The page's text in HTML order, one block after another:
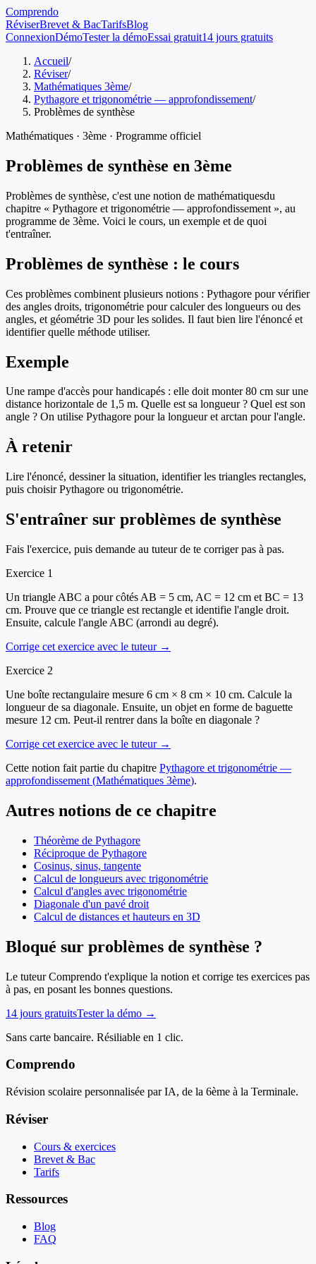
Comprendo
RéviserBrevet & BacTarifsBlog
ConnexionDémoTester la démoEssai gratuit14 jours gratuits
Accueil/
Réviser/
Mathématiques 3ème/
Pythagore et trigonométrie — approfondissement/
Problèmes de synthèse
Mathématiques · 3ème · Programme officiel
Problèmes de synthèse en 3ème
Problèmes de synthèse, c'est une notion de mathématiquesdu
chapitre « Pythagore et trigonométrie — approfondissement », au
programme de 3ème. Voici le cours, un exemple et de quoi
t'entraîner.
Problèmes de synthèse : le cours
Ces problèmes combinent plusieurs notions : Pythagore pour vérifier
des angles droits, trigonométrie pour calculer des longueurs ou des
angles, et géométrie 3D pour les solides. Il faut bien lire l'énoncé et
identifier quelle méthode utiliser.
Exemple
Une rampe d'accès pour handicapés : elle doit monter 80 cm sur une
distance horizontale de 1,5 m. Quelle est sa longueur ? Quel est son
angle ? On utilise Pythagore pour la longueur et arctan pour l'angle.
À retenir
Lire l'énoncé, dessiner la situation, identifier les triangles rectangles,
puis choisir Pythagore ou trigonométrie.
S'entraîner sur problèmes de synthèse
Fais l'exercice, puis demande au tuteur de te corriger pas à pas.
Exercice 1
Un triangle ABC a pour côtés AB = 5 cm, AC = 12 cm et BC = 13
cm. Prouve que ce triangle est rectangle et identifie l'angle droit.
Ensuite, calcule l'angle ABC (arrondi au degré).
Corrige cet exercice avec le tuteur →
Exercice 2
Une boîte rectangulaire mesure 6 cm × 8 cm × 10 cm. Calcule la
longueur de sa diagonale. Ensuite, un objet en forme de baguette
mesure 12 cm. Peut-il rentrer dans la boîte en diagonale ?
Corrige cet exercice avec le tuteur →
Cette notion fait partie du chapitre Pythagore et trigonométrie —
approfondissement (Mathématiques 3ème).
Autres notions de ce chapitre
Théorème de Pythagore
Réciproque de Pythagore
Cosinus, sinus, tangente
Calcul de longueurs avec trigonométrie
Calcul d'angles avec trigonométrie
Diagonale d'un pavé droit
Calcul de distances et hauteurs en 3D
Bloqué sur problèmes de synthèse ?
Le tuteur Comprendo t'explique la notion et corrige tes exercices pas
à pas, en posant les bonnes questions.
14 jours gratuitsTester la démo →
Sans carte bancaire. Résiliable en 1 clic.
Comprendo
Révision scolaire personnalisée par IA, de la 6ème à la Terminale.
Réviser
Cours & exercices
Brevet & Bac
Tarifs
Ressources
Blog
FAQ